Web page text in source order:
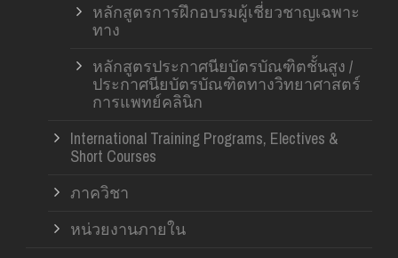
หลักสูตรการฝึกอบรมผู้เชี่ยวชาญเฉพาะ
ทาง
หลักสูตรประกาศนียบัตรบัณฑิตชั้นสูง /
ประกาศนียบัตรบัณฑิตทางวิทยาศาสตร์
การแพทย์คลินิก
International Training Programs, Electives &
Short Courses
ภาควิชา
หน่วยงานภายใน